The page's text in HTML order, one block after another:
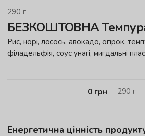
290 г
БЕЗКОШТОВНА
Рис, норі, лосось, авокадо, огірок,
філадельфія, соус унагі, мигдальні
0 грн 290 г
Енергетична цінність